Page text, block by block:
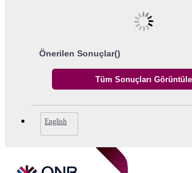
Önerilen Sonuçlar()
English